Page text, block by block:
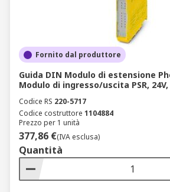
Fornito dal produttore
Guida DIN Modulo di estensione
Modulo di ingresso/uscita PSR,
Codice RS 220-5717
Codice costruttore 1104884
Prezzo per 1 unità
377,86 €(IVA esclusa)
Quantità